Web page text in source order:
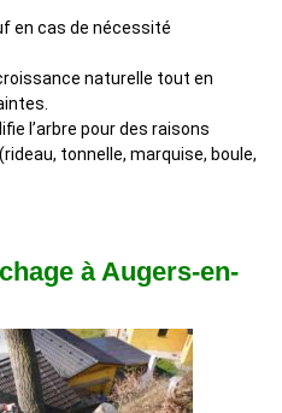
en cas de nécessité
naturelle tout en
l’arbre pour des raisons
tonnelle, marquise, boule,
à Augers-en-